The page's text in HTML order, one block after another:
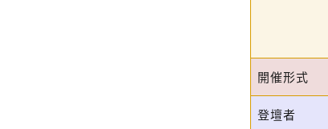
開催形式
登壇者